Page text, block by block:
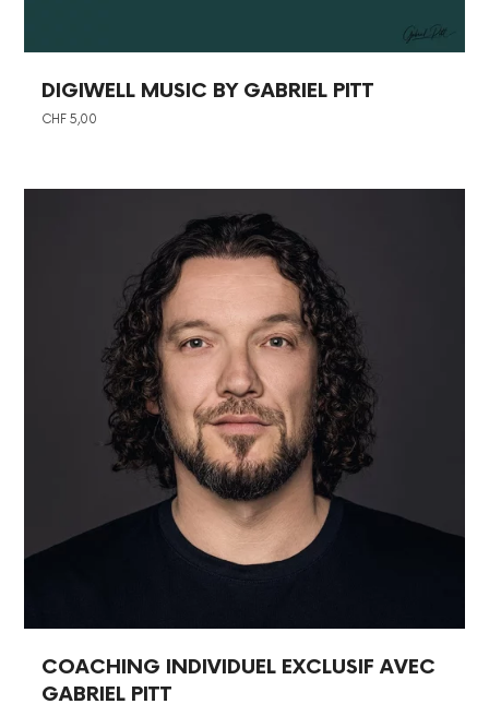
DIGIWELL MUSIC BY GABRIEL PITT
CHF 5,00
COACHING INDIVIDUEL EXCLUSIF AVEC
GABRIEL PITT